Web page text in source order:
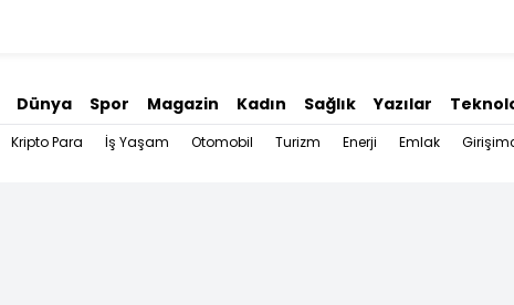
Dünya Spor Magazin Kadın Sağlık Yazılar
Kripto Para İş Yaşam Otomobil Turizm Enerji Emlak